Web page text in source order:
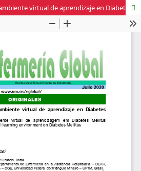
Módulo educativo en ambiente virtual de aprendizaje en Diabetes Mellitus